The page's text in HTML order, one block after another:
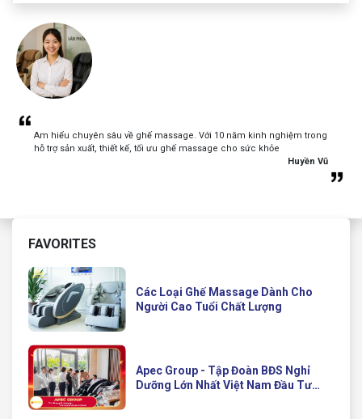
Am hiểu chuyên sâu về ghế massage. Với 10 năm kinh nghiệm trong
hỗ trợ sản xuất, thiết kế, tối ưu ghế massage cho sức khỏe
Huyền Vũ
FAVORITES
Các Loại Ghế Massage Dành Cho
Người Cao Tuổi Chất Lượng
Apec Group - Tập Đoàn BĐS Nghỉ
Dưỡng Lớn Nhất Việt Nam Đầu Tư